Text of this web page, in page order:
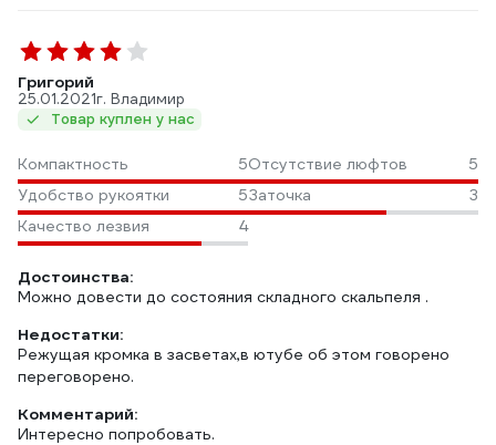
Григорий
25.01.2021г. Владимир
Товар куплен у нас
Компактность 5Отсутствие люфтов
5
Удобство рукоятки
5Заточка
3
Качество лезвия
4
Достоинства:
Можно довести до состояния складного скальпеля .
Недостатки:
Режущая кромка в засветах,в ютубе об этом говорено
переговорено.
Комментарий:
Интересно попробовать.